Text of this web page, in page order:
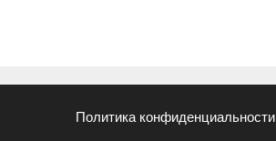
Политика конфиденциальности